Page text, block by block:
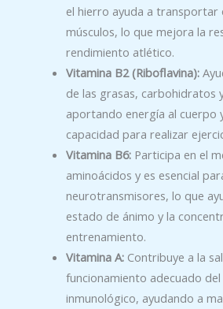
el hierro ayuda a transportar
músculos, lo que mejora la
rendimiento atlético.
Vitamina B2 (Riboflavina):
de las grasas, carbohidratos
aportando energía al cuerpo
capacidad para realizar
Vitamina B6:Participa en el
aminoácidos y es esencial
neurotransmisores, lo que
estado de ánimo y la
entrenamiento.
Vitamina A:Contribuye a la
funcionamiento adecuado
inmunológico, ayudando a